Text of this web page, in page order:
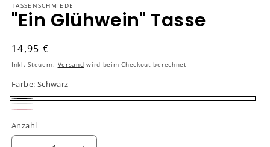
TASSENSCHMIEDE
"Ein Glühwein" Tasse
Normaler
Preis
14,95 €
Inkl. Steuern. Versand wird beim Checkout berechnet
Farbe: Schwarz
Schwarz
Weiß
Anzahl